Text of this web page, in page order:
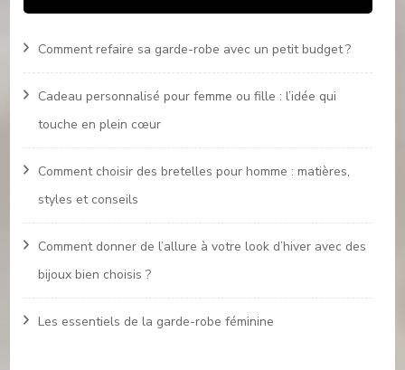
Comment refaire sa garde-robe avec un petit budget ?
Cadeau personnalisé pour femme ou fille : l’idée qui
touche en plein cœur
Comment choisir des bretelles pour homme : matières,
styles et conseils
Comment donner de l’allure à votre look d’hiver avec des
bijoux bien choisis ?
Les essentiels de la garde-robe féminine